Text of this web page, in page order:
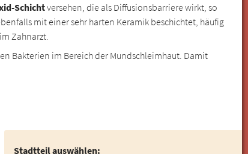
Schichtversehen, die als Diffusionsbarriere wirkt, so
mit einer sehr harten Keramik beschichtet, häufig
Zahnarzt.
Bakterien im Bereich der Mundschleimhaut. Damit
Stadtteil auswählen: